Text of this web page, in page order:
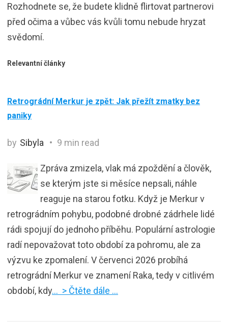
Rozhodnete se, že budete klidně flirtovat partnerovi
před očima a vůbec vás kvůli tomu nebude hryzat
svědomí.
Relevantní články
Retrográdní Merkur je zpět: Jak přežít zmatky bez
paniky
by Sibyla 9 min read
Zpráva zmizela, vlak má zpoždění a člověk,
se kterým jste si měsíce nepsali, náhle
reaguje na starou fotku. Když je Merkur v
retrográdním pohybu, podobné drobné zádrhele lidé
rádi spojují do jednoho příběhu. Populární astrologie
radí nepovažovat toto období za pohromu, ale za
výzvu ke zpomalení. V červenci 2026 probíhá
retrográdní Merkur ve znamení Raka, tedy v citlivém
období, kdy… > Čtěte dále …